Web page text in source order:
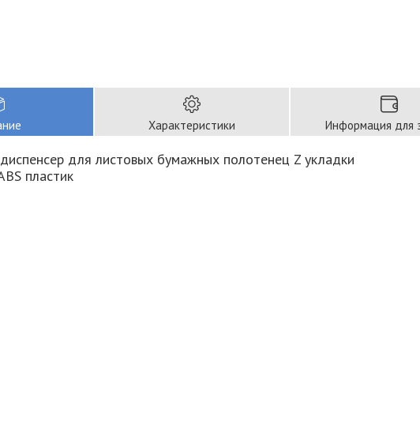
Характеристики Информация для
для листовых бумажных полотенец Z укладки
пластик